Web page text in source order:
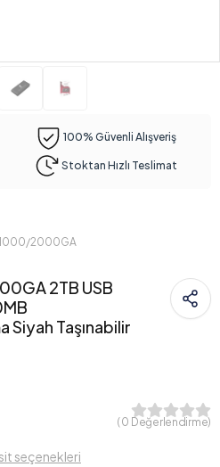
100% Güvenli Alışveriş
Stoktan Hızlı Teslimat
2000GA
2TB USB
Siyah Taşınabilir
( 0 Değerlendirme)
seçenekleri